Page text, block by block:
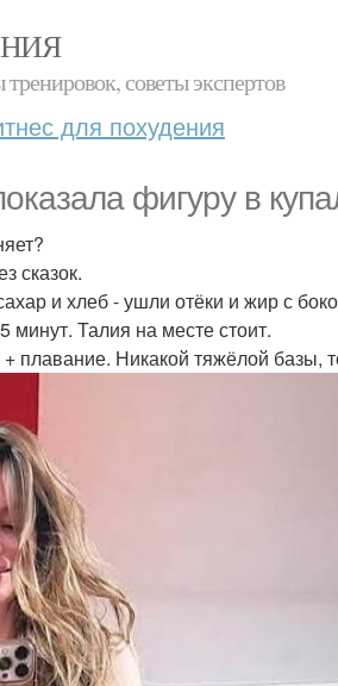
советы экспертов
для похудения
фигуру в
сказок.
и хлеб - ушли отёки и жир с
минут. Талия на месте стоит.
плавание. Никакой тяжёлой базы,